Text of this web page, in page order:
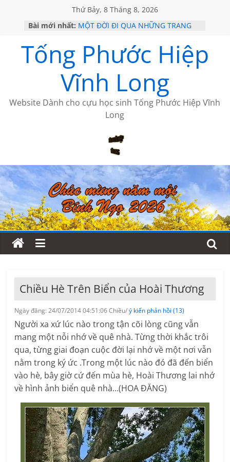
Thứ Bảy, 8 Tháng 8, 2026
Bài mới nhất: MỘT ĐỜI ĐI QUA NHỮNG TRANG
KHÔNG ĐỀ 19 CỦA THÁI LÃO
CHÙM THƠ CỦA BÍCH HÀ
GIÃ TỪ ĐÀ LẠT của ANTH ĐOÀN
HỌC SỬ HỒI XƯA
Tống Phước Hiệp
Vĩnh Long
Website Dành cho cựu học sinh Tống Phước Hiệp Vĩnh
Long
Chiều Hè Trên Biển của Hoài Thương
Ngày đăng: 24/07/2014 04:51:06 Chiều/ý kiến phản hồi (13)
Người xa xứ lúc nào trong tận cõi lòng cũng vẫn
mang một nỗi nhớ về quê nhà. Từng thời khắc trôi
qua, từng giai đoạn cuộc đời lại nhớ về một nơi vẫn
nằm trong ký ức .Trong một lúc nào đó đã đến biển
vào hè, bây giờ cứ đến mùa hè, Hoài Thương lai nhớ
về hình ảnh biển quê nhà…(HOA ĐĂNG)